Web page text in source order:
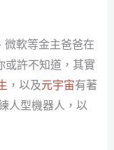
微軟等金主爸爸在
或許不知道，其實
，以及元宇宙有著
人型機器人，以